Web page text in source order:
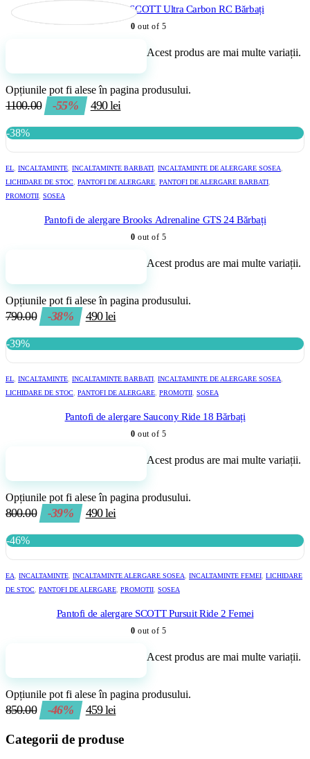
Pantofi trail running SCOTT Ultra Carbon RC Bărbați
0 out of 5
Acest produs are mai multe variații.
Opțiunile pot fi alese în pagina produsului.
1100.00 -55% 490lei
-38%
EL INCALTAMINTE INCALTAMINTE BARBATI INCALTAMINTE DE ALERGARE SOSEA
LICHIDARE DE STOC PANTOFI DE ALERGARE PANTOFI DE ALERGARE BARBATI
PROMOTII SOSEA
Pantofi de alergare Brooks Adrenaline GTS 24 Bărbați
0 out of 5
Acest produs are mai multe variații.
Opțiunile pot fi alese în pagina produsului.
790.00 -38% 490lei
-39%
EL INCALTAMINTE INCALTAMINTE BARBATI INCALTAMINTE DE ALERGARE SOSEA
LICHIDARE DE STOC PANTOFI DE ALERGARE PROMOTII SOSEA
Pantofi de alergare Saucony Ride 18 Bărbați
0 out of 5
Acest produs are mai multe variații.
Opțiunile pot fi alese în pagina produsului.
800.00 -39% 490lei
-46%
EA INCALTAMINTE INCALTAMINTE ALERGARE SOSEA INCALTAMINTE FEMEI LICHIDARE
DE STOC PANTOFI DE ALERGARE PROMOTII SOSEA
Pantofi de alergare SCOTT Pursuit Ride 2 Femei
0 out of 5
Acest produs are mai multe variații.
Opțiunile pot fi alese în pagina produsului.
850.00 -46% 459lei
Categorii de produse